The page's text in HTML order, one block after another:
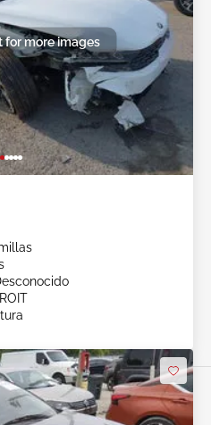
for more images